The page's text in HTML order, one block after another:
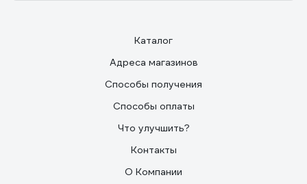
Каталог
Адреса магазинов
Способы получения
Способы оплаты
Что улучшить?
Контакты
О Компании